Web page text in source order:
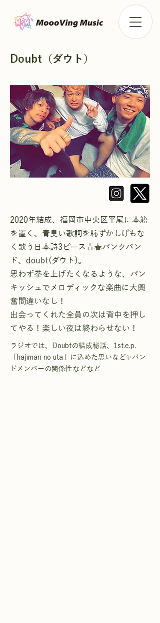
2020年結成、福岡市中央区平尾に本籍
を置く、青臭い歌詞を恥ずかしげもな
く歌う日本詩3ピース青春パンクバン
ド、doubt(ダウト)。
思わず拳を上げたくなるような、パン
キッシュでメロディックな楽曲に大興
奮間違いなし！
出会ってくれた全員の次は背中を押し
てやる！楽しい夜は終わらせない！
ラジオでは、Doubtの結成秘話、1st.e.p.
「hajimari no uta」に込めた思いなど✨バン
ドメンバーの関係性などなど
Doubt（ダウト）